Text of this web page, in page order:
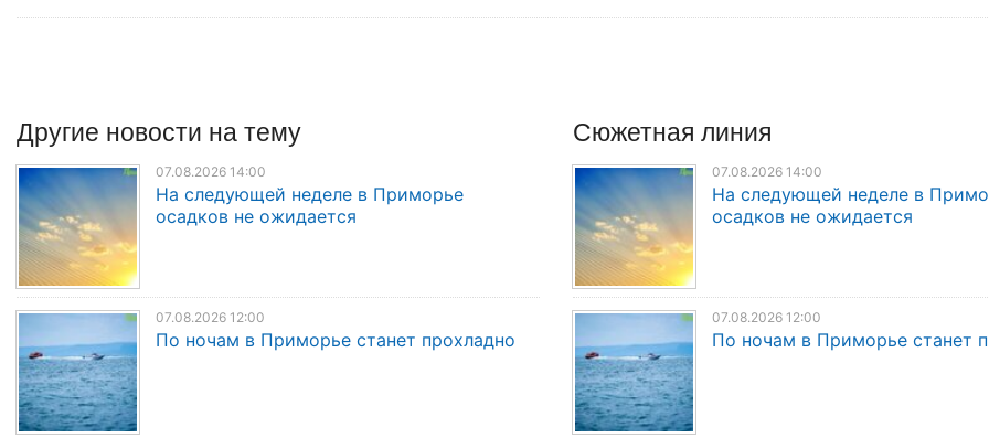
Другие новости на тему
07.08.2026 14:00
На следующей неделе в Приморье
осадков не ожидается
07.08.2026 12:00
По ночам в Приморье станет прохладно
Сюжетная линия
07.08.2026 14:00
На следующей неделе в
осадков не ожидается
07.08.2026 12:00
По ночам в Приморье станет